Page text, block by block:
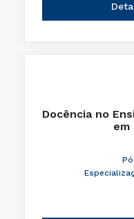
Docência no
em